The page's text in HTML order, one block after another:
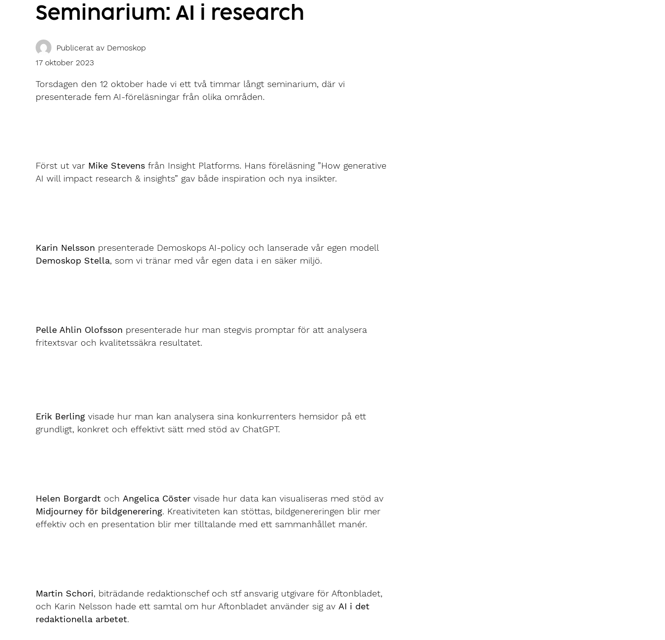
Seminarium: AI i research
Publicerat av Demoskop
17 oktober 2023
Torsdagen den 12 oktober hade vi ett två timmar långt seminarium, där vi
presenterade fem AI-föreläsningar från olika områden.
Först ut var Mike Stevens från Insight Platforms. Hans föreläsning ”How generative
AI will impact research & insights” gav både inspiration och nya insikter.
Karin Nelsson presenterade Demoskops AI-policy och lanserade vår egen modell
Demoskop Stella, som vi tränar med vår egen data i en säker miljö.
Pelle Ahlin Olofsson presenterade hur man stegvis promptar för att analysera
fritextsvar och kvalitetssäkra resultatet.
Erik Berling visade hur man kan analysera sina konkurrenters hemsidor på ett
grundligt, konkret och effektivt sätt med stöd av ChatGPT.
Helen Borgardt och Angelica Cöster visade hur data kan visualiseras med stöd av
Midjourney för bildgenerering. Kreativiteten kan stöttas, bildgenereringen blir mer
effektiv och en presentation blir mer tilltalande med ett sammanhållet manér.
Martin Schori, biträdande redaktionschef och stf ansvarig utgivare för Aftonbladet,
och Karin Nelsson hade ett samtal om hur Aftonbladet använder sig av AI i det
redaktionella arbetet.